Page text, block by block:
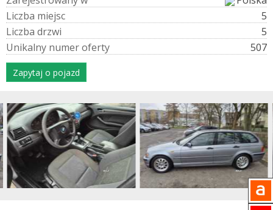
Liczba miejsc
5
Liczba drzwi
5
Unikalny numeroferty 507
Zapytaj o pojazd